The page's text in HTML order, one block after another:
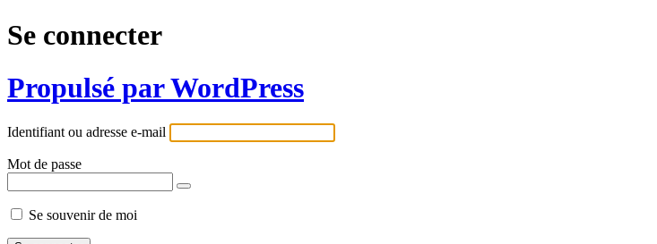
Se connecter
Propulsé par WordPress
Identifiant ou adresse e-mail
Mot de passe
Se souvenir de moi